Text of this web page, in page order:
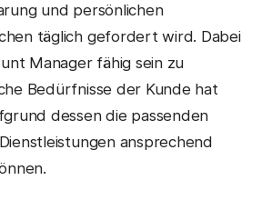
und persönlichen
täglich gefordert wird. Dabei
Manager fähig sein zu
Bedürfnisse der Kunde hat
dessen die passenden
ansprechend